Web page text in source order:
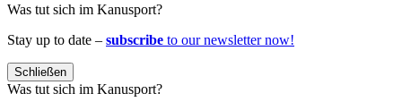
Was tut sich im Kanusport?
Stay up to date – subscribe to our newsletter now!
Schließen
Was tut sich im Kanusport?